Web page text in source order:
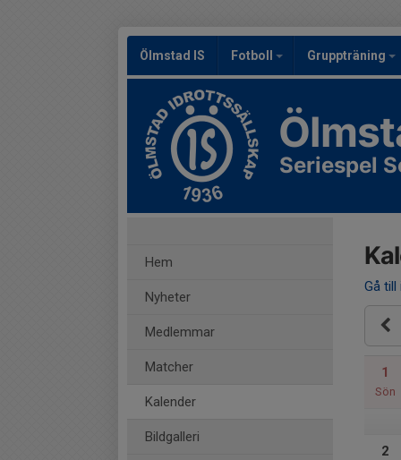
Ölmstad IS Fotboll Gruppträning
Seriespel
Hem
Nyheter
Medlemmar
Matcher
Kalender
Bildgalleri
Gå till
1
Sön
2